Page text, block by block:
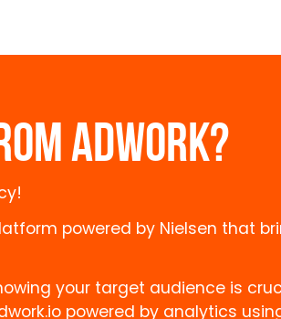
ADWORK?
powered by Nielsen that
your target audience is
powered by analytics